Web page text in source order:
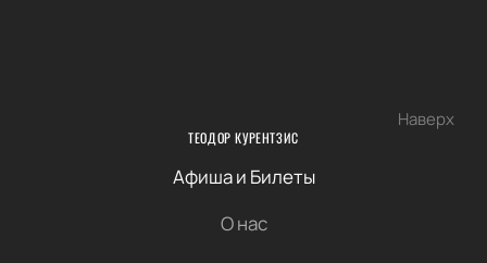
Наверх
ТЕОДОР КУРЕНТЗИС
Афиша и Билеты
О нас